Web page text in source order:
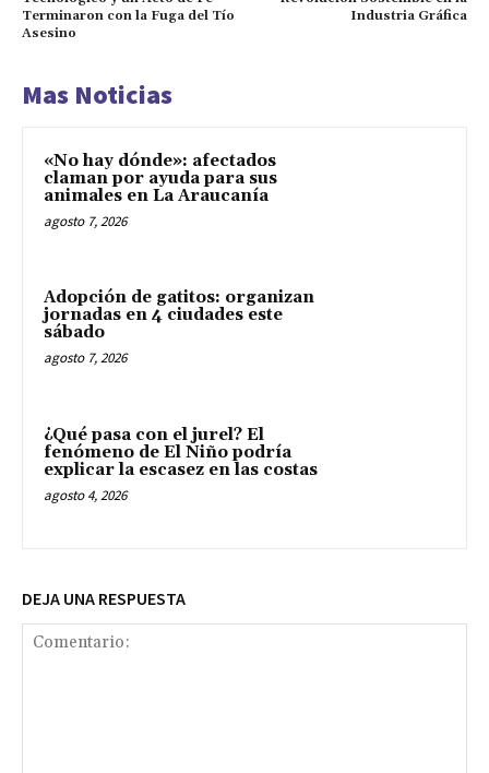
Terminaron con la Fuga del Tío
Asesino
Industria Gráfica
Mas Noticias
«No hay dónde»: afectados
claman por ayuda para sus
animales en La Araucanía
agosto 7, 2026
Adopción de gatitos: organizan
jornadas en 4 ciudades este
sábado
agosto 7, 2026
¿Qué pasa con el jurel? El
fenómeno de El Niño podría
explicar la escasez en las costas
agosto 4, 2026
DEJA UNA RESPUESTA